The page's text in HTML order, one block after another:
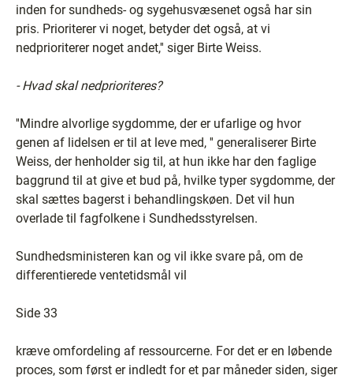
inden for sundheds- og sygehusvæsenet også har sin
pris. Prioriterer vi noget, betyder det også, at vi
nedprioriterer noget andet,'' siger Birte Weiss.
- Hvad skal nedprioriteres?
''Mindre alvorlige sygdomme, der er ufarlige og hvor
genen af lidelsen er til at leve med, '' generaliserer Birte
Weiss, der henholder sig til, at hun ikke har den faglige
baggrund til at give et bud på, hvilke typer sygdomme, der
skal sættes bagerst i behandlingskøen. Det vil hun
overlade til fagfolkene i Sundhedsstyrelsen.
Sundhedsministeren kan og vil ikke svare på, om de
differentierede ventetidsmål vil
Side 33
kræve omfordeling af ressourcerne. For det er en løbende
proces, som først er indledt for et par måneder siden, siger